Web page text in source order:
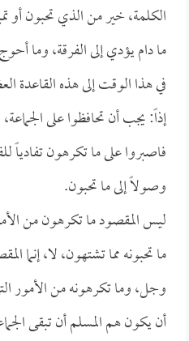
الكلمة، خير من الذي تحبون أو
ما دام يؤدي إلى الفرقة، وما
في هذا الوقت إلى هذه القاعدة
إذاً: يجب أن تحافظوا على
فاصبروا على ما تكرهون تفادياً
وصولاً إلى ما تحبون.
ليس المقصود ما تكرهون من
ما تحبونه مما تشتهون، لا، إنما
وجل، وما تكرهونه من الأمور
أن يكون هم المسلم أن تبقى